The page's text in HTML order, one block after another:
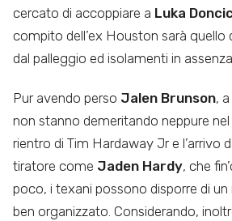
cercato di accoppiare a Luka
compito dell’ex Houston sarà quello
dal palleggio ed isolamenti in
Pur avendo perso Jalen Brunson,
non stanno demeritando neppure
rientro di Tim Hardaway Jr e l’arrivo
tiratore come Jaden Hardy, che
poco, i texani possono disporre di
ben organizzato. Considerando,